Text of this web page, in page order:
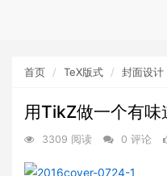
首页 TeX版式 封面设计
用TikZ做一个有味
3309 阅读 0 评论